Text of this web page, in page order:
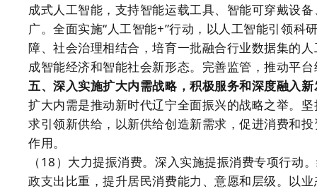
成式人工智能，支持智能运载工具、智能可穿戴设
广。全面实施“人工智能+”行动，以人工智能引领
障、社会治理相结合，培育一批融合行业数据集的
成智能经济和智能社会新形态。完善监管，推动平
五、深入实施扩大内需战略，积极服务和深度融入
扩大内需是推动新时代辽宁全面振兴的战略之举。
求引领新供给，以新供给创造新需求，促进消费和
作用。
（18）大力提振消费。深入实施提振消费专项行动
政支出比重，提升居民消费能力、意愿和层级。以